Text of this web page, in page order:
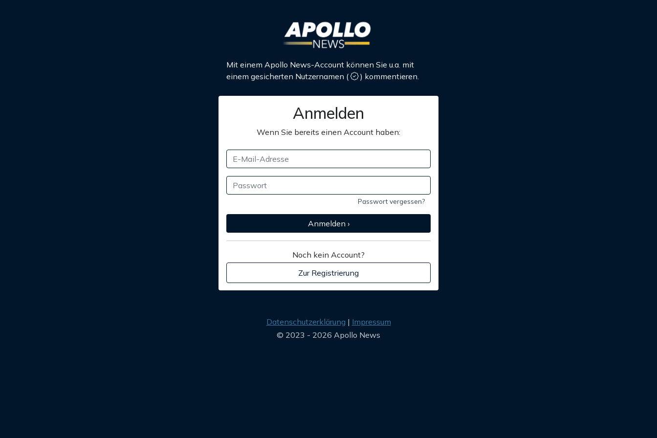
Mit einem Apollo News-Account können Sie u.a. mit
einem gesicherten Nutzernamen ( ) kommentieren.
Anmelden
Wenn Sie bereits einen Account haben:
Passwort vergessen?
Anmelden ›
Noch kein Account?
Zur Registrierung
Datenschutzerklärung
Impressum
© 2023 - 2026 Apollo News